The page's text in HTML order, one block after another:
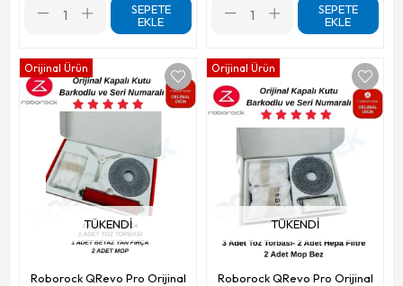
SEPETE
EKLE
SEPETE
EKLE
TÜKENDI
Roborock QRevo Pro Orijinal
Orijinal Ürün
TÜKENDI
Roborock QRevo Pro Orijinal
Orijinal Ürün